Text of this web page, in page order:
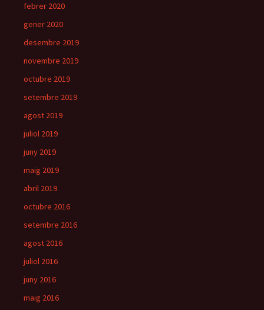
febrer 2020
gener 2020
desembre 2019
novembre 2019
octubre 2019
setembre 2019
agost 2019
juliol 2019
juny 2019
maig 2019
abril 2019
octubre 2016
setembre 2016
agost 2016
juliol 2016
juny 2016
maig 2016